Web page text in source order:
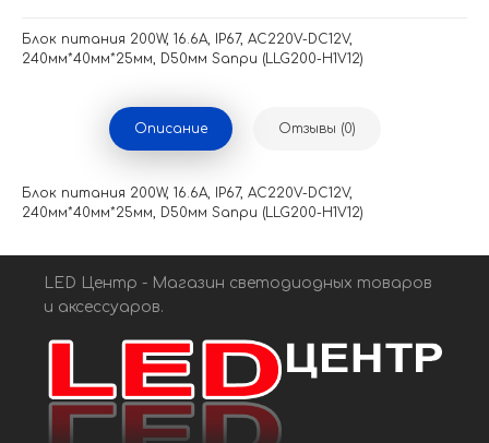
Блок питания 200W, 16.6A, IP67, AC220V-DC12V,
240мм*40мм*25мм, D50мм Sanpu (LLG200-H1V12)
Описание Отзывы (0)
Блок питания 200W, 16.6A, IP67, AC220V-DC12V,
240мм*40мм*25мм, D50мм Sanpu (LLG200-H1V12)
LED Центр - Магазин светодиодных товаров
и аксессуаров.